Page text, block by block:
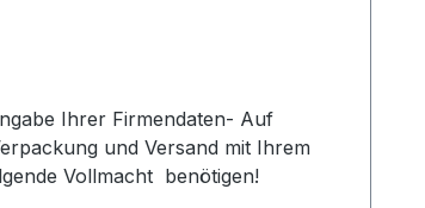
Ihrer Firmendaten- Auf
und Versand mit Ihrem
Vollmacht benötigen!